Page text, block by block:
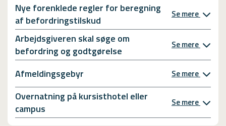
Nye forenklede regler for beregning
af befordringstilskud
Se mere
Arbejdsgiveren skal søge om
befordring og godtgørelse
Se mere
Afmeldingsgebyr Se mere
Overnatning på kursisthotel eller
campus
Se mere